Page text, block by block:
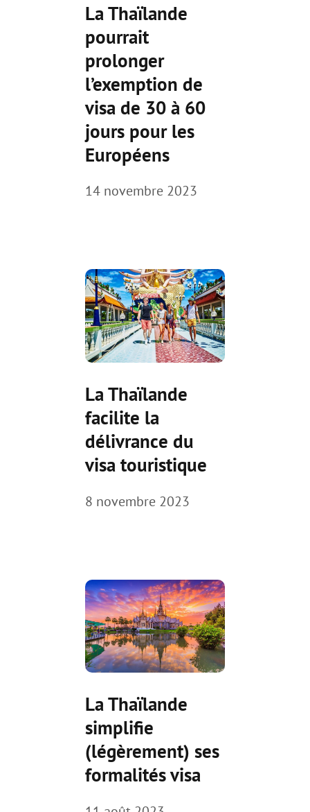
La Thaïlande
pourrait
prolonger
l’exemption de
visa de 30 à 60
jours pour les
Européens
14 novembre 2023
La Thaïlande
facilite la
délivrance du
visa touristique
8 novembre 2023
La Thaïlande
simplifie
(légèrement) ses
formalités visa